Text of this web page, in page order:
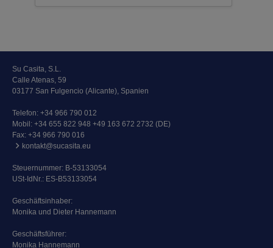
Su Casita, S.L.
Calle Atenas, 59
03177 San Fulgencio (Alicante), Spanien
Telefon: +34 966 790 012
Mobil: +34 655 822 948 +49 163 672 2732 (DE)
Fax: +34 966 790 016
kontakt@sucasita.eu
Steuernummer: B-53133054
USt-IdNr.: ES-B53133054
Geschäftsinhaber:
Monika und Dieter Hannemann
Geschäftsführer:
Monika Hannemann